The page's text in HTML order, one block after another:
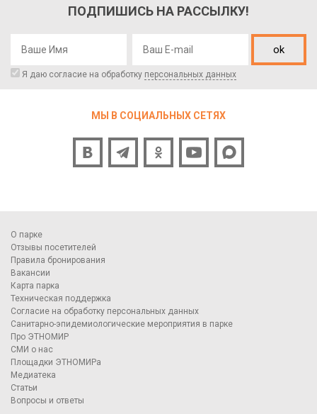
ПОДПИШИСЬ НА РАССЫЛКУ!
ok
Я даю согласие на обработку персональных данных
МЫ В СОЦИАЛЬНЫХ СЕТЯХ
О парке
Отзывы посетителей
Правила бронирования
Вакансии
Карта парка
Техническая поддержка
Согласие на обработку персональных данных
Санитарно-эпидемиологические мероприятия в парке
Про ЭТНОМИР
СМИ о нас
Площадки ЭТНОМИРа
Медиатека
Статьи
Вопросы и ответы